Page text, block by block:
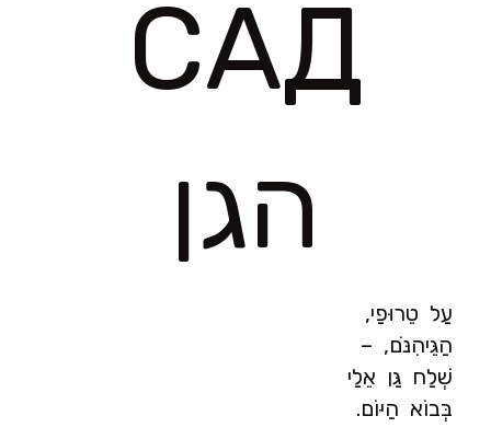
САД
הגן
עַל טֵרוּפַי,
הַגֵּיהִנֹּם, –
שְׁלַח גַּן אֵלַי
בְּבוֹא הַיּוֹם.